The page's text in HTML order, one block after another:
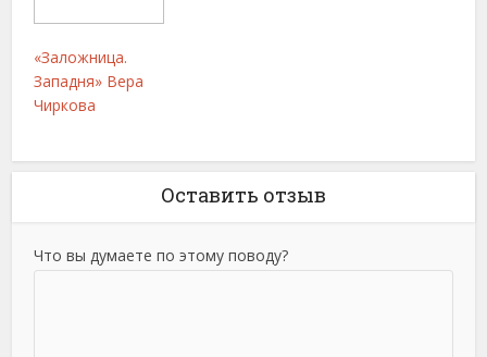
«Заложница.
Западня» Вера
Чиркова
Оставить отзыв
Что вы думаете по этому поводу?